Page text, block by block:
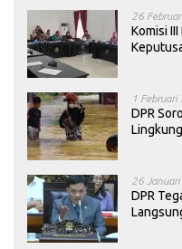
26
Komisi
1
DPR
26
DPR